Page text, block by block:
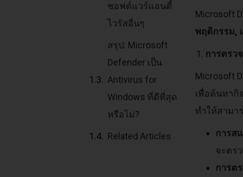
ซอฟต์แวร์แอนตี้
ไวรัสอื่นๆ
สรุป: Microsoft
Defender เป็น
Antivirus for
Windows ที่ดีที่สุด
หรือไม่?
Related Articles
Microsoft
พฤติกรรม,
การตรว
Microsoft
เพื่อค้นหากิ
ทำให้สามา
การส
จะตร
การต